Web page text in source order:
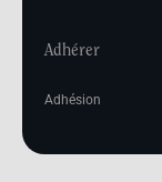
Adhérer
Adhésion